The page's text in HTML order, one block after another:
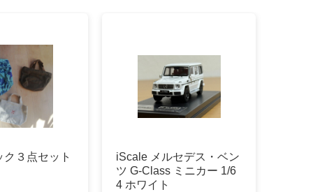
３点セット
iScale メルセデス・ベン
ツ G-Class ミニカー 1/6
4 ホワイト